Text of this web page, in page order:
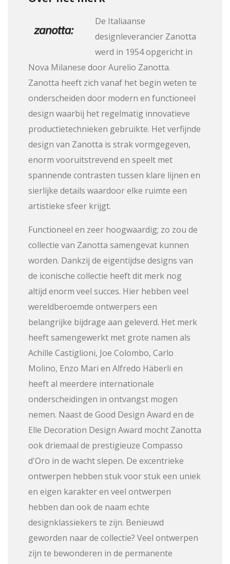
De Italiaanse
designleverancier Zanotta
werd in 1954 opgericht in
Nova Milanese door Aurelio Zanotta.
Zanotta heeft zich vanaf het begin weten te
onderscheiden door modern en functioneel
design waarbij het regelmatig innovatieve
productietechnieken gebruikte. Het verfijnde
design van Zanotta is strak vormgegeven,
enorm vooruitstrevend en speelt met
spannende contrasten tussen klare lijnen en
sierlijke details waardoor elke ruimte een
artistieke sfeer krijgt.
Functioneel en zeer hoogwaardig; zo zou de
collectie van Zanotta samengevat kunnen
worden. Dankzij de eigentijdse designs van
de iconische collectie heeft dit merk nog
altijd enorm veel succes. Hier hebben veel
wereldberoemde ontwerpers een
belangrijke bijdrage aan geleverd. Het merk
heeft samengewerkt met grote namen als
Achille Castiglioni, Joe Colombo, Carlo
Molino, Enzo Mari en Alfredo Häberli en
heeft al meerdere internationale
onderscheidingen in ontvangst mogen
nemen. Naast de Good Design Award en de
Elle Decoration Design Award mocht Zanotta
ook driemaal de prestigieuze Compasso
d'Oro in de wacht slepen. De excentrieke
ontwerpen hebben stuk voor stuk een uniek
en eigen karakter en veel ontwerpen
hebben dan ook de naam echte
designklassiekers te zijn. Benieuwd
geworden naar de collectie? Veel ontwerpen
zijn te bewonderen in de permanente